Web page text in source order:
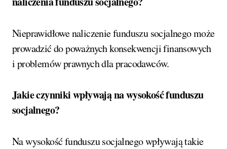
Nieprawidłowe naliczenie funduszu socjalnego może
prowadzić do poważnych konsekwencji finansowych
i problemów prawnych dla pracodawców.
Jakie czynniki wpływają na wysokość funduszu
socjalnego?
Na wysokość funduszu socjalnego wpływają takie